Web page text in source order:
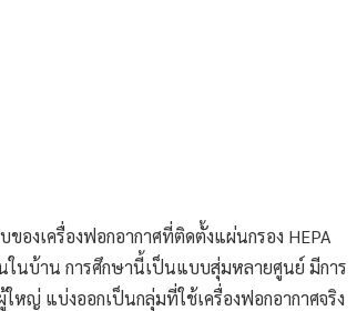
ของเครื่องฟอกอากาศที่ติดตั้งแผ่นกรอง HEPA
ในบ้าน การศึกษานี้เป็นแบบสุ่มหลายศูนย์ มีการ
ญ่ แบ่งออกเป็นกลุ่มที่ใช้เครื่องฟอกอากาศจริง